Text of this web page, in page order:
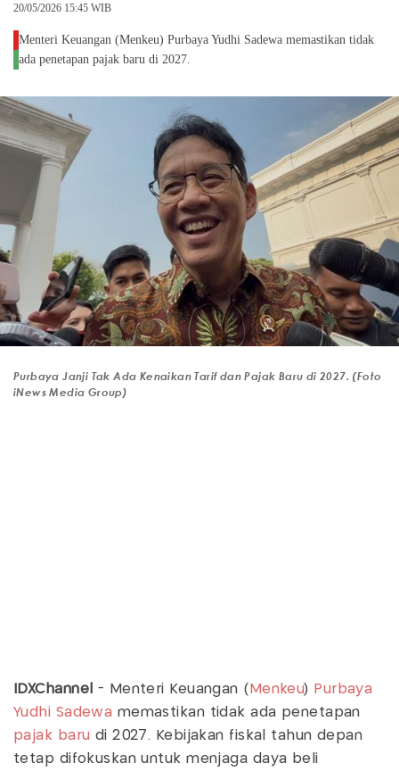
20/05/2026 15:45 WIB
Menteri Keuangan (Menkeu) Purbaya Yudhi Sadewa memastikan tidak
ada penetapan pajak baru di 2027.
Purbaya Janji Tak Ada Kenaikan Tarif dan Pajak Baru di 2027. (Foto
iNews Media Group)
IDXChannel - Menteri Keuangan ( Menkeu) Purbaya
Yudhi Sadewa memastikan tidak ada penetapan
pajak baru di 2027. Kebijakan fiskal tahun depan
tetap difokuskan untuk menjaga daya beli